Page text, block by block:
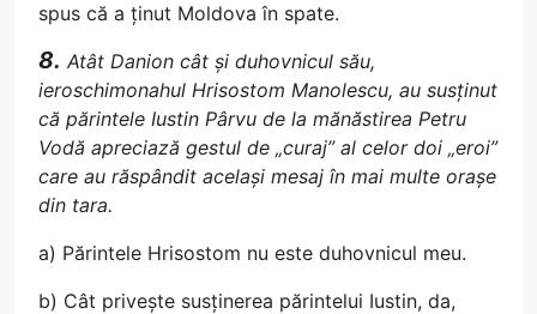
spus că a ținut Moldova în spate.
8. Atât Danion cât și duhovnicul său,
ieroschimonahul Hrisostom Manolescu, au susținut
că părintele Iustin Pârvu de la mănăstirea Petru
Vodă apreciază gestul de „curaj” al celor doi „eroi”
care au răspândit același mesaj în mai multe orașe
din tara.
a) Părintele Hrisostom nu este duhovnicul meu.
b) Cât privește susținerea părintelui Iustin, da,